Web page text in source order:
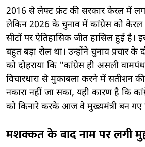
2016 से लेफ्ट फ्रंट की सरकार केरल में
लेकिन 2026 के चुनाव में कांग्रेस को
सीटों पर ऐतिहासिक जीत हासिल हुई है।
बहुत बड़ा रोल था। उन्होंने चुनाव प्रचार के
को दोहराया कि "कांग्रेस ही असली
विचारधारा से मुकाबला करने में सतीशन
नकारा नहीं जा सका, यही कारण है कि
को किनारे करके आज वे मुख्यमंत्री बन गए
मशक्कत के बाद नाम पर लगी